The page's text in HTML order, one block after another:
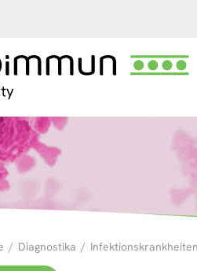
/ Diagnostika / Infektionskrankheiten